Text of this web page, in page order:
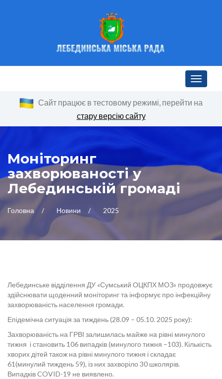
Toggle
Сайт працює в тестовому режимі, перейти на
стару версію сайту
Моніторинг
захворюваності у
Лебединській громаді
Головна Новини 2025
Лебединське відділення ДУ «Сумський ОЦКПХ МОЗ» продовжує
здійснювати щоденний моніторинг та інформує про інфекційну
захворюваність населення громади.
Епідемічна ситуація за тиждень (28.09 – 05.10. 2025 року):
Захворюваність на ГРВІ залишилась майже на рівні минулого
тижня і становить 106 випадків (минулого тижня –103). Кількість
хворих дітей також на рівні минулого тижня і складає
61(минулий тиждень 59), із них захворіло 30 школярів.
Випадків COVID-19 не виявлено.